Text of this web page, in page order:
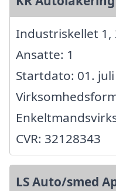
Industriskellet 1,
Ansatte: 1
Startdato: 01. juli
CVR: 32128343
LS Auto/smed